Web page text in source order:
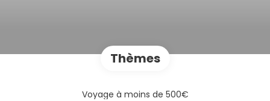
Thèmes
Voyage à moins de 500€